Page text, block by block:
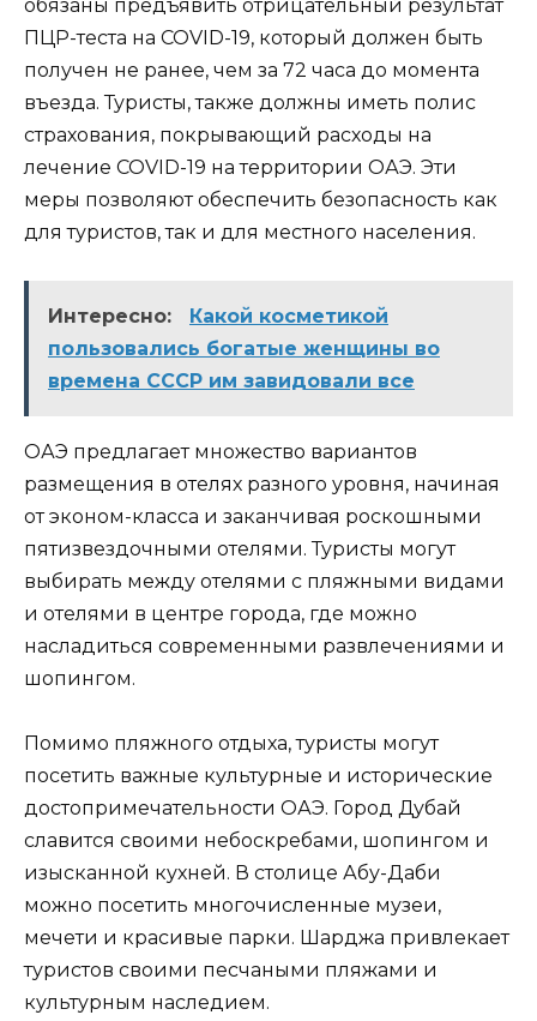
обязаны предъявить отрицательный результат
ПЦР-теста на COVID-19, который должен быть
получен не ранее, чем за 72 часа до момента
въезда. Туристы, также должны иметь полис
страхования, покрывающий расходы на
лечение COVID-19 на территории ОАЭ. Эти
меры позволяют обеспечить безопасность как
для туристов, так и для местного населения.
Интересно:
Какой косметикой
пользовались богатые женщины во
времена СССР им завидовали все
ОАЭ предлагает множество вариантов
размещения в отелях разного уровня, начиная
от эконом-класса и заканчивая роскошными
пятизвездочными отелями. Туристы могут
выбирать между отелями с пляжными видами
и отелями в центре города, где можно
насладиться современными развлечениями и
шопингом.
Помимо пляжного отдыха, туристы могут
посетить важные культурные и исторические
достопримечательности ОАЭ. Город Дубай
славится своими небоскребами, шопингом и
изысканной кухней. В столице Абу-Даби
можно посетить многочисленные музеи,
мечети и красивые парки. Шарджа привлекает
туристов своими песчаными пляжами и
культурным наследием.